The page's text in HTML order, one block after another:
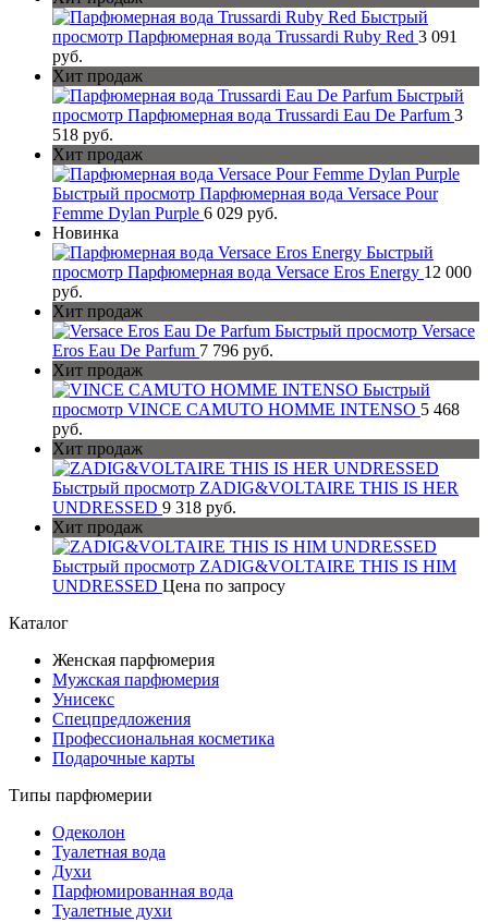
Быстрый
просмотр Парфюмерная вода Trussardi Ruby Red 3 091
руб.
Хит продаж
Быстрый
просмотр Парфюмерная вода Trussardi Eau De Parfum 3
518 руб.
Хит продаж
Быстрый просмотр Парфюмерная вода Versace Pour
Femme Dylan Purple 6 029 руб.
Новинка
Быстрый
просмотр Парфюмерная вода Versace Eros Energy 12 000
руб.
Хит продаж
Быстрый просмотр Versace
Eros Eau De Parfum 7 796 руб.
Хит продаж
Быстрый
просмотр VINCE CAMUTO HOMME INTENSO 5 468
руб.
Хит продаж
Быстрый просмотр ZADIG&VOLTAIRE THIS IS HER
UNDRESSED 9 318 руб.
Хит продаж
Быстрый просмотр ZADIG&VOLTAIRE THIS IS HIM
UNDRESSED Цена по запросу
Каталог
Женская парфюмерия
Мужская парфюмерия
Унисекс
Спецпредложения
Профессиональная косметика
Подарочные карты
Типы парфюмерии
Одеколон
Туалетная вода
Духи
Парфюмированная вода
Туалетные духи